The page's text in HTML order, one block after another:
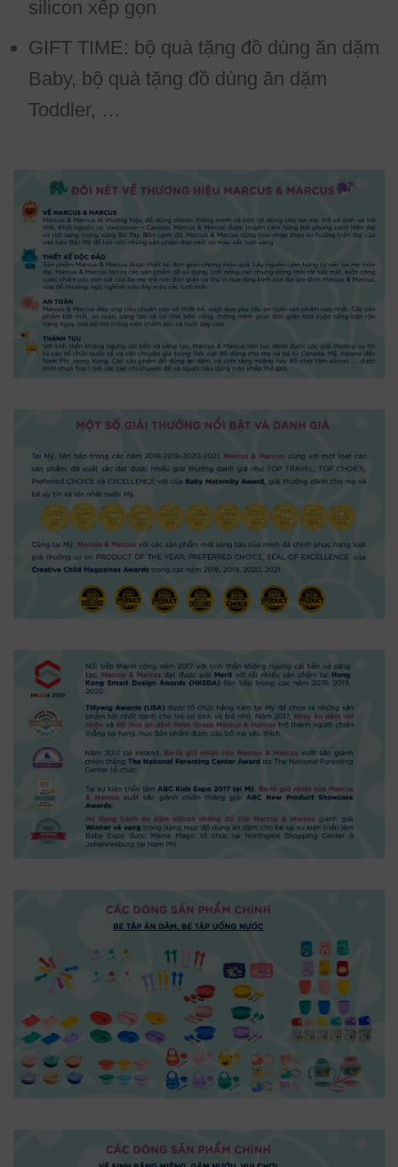
silicon xếp gọn
GIFT TIME: bộ quà tặng đồ dùng ăn dặm
Baby, bộ quà tặng đồ dùng ăn dặm
Toddler, …